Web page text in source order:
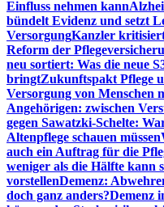
Einfluss nehmen kann
bündelt Evidenz und setzt
VersorgungKanzler
Reform der
neu sortiert: Was die neue
bringtZukunftspakt Pflege
Versorgung von Menschen
Angehörigen: zwischen
gegen Sawatzki-Schelte:
Altenpflege schauen müssen
auch ein Auftrag für die
weniger als die Hälfte kann
vorstellenDemenz:
doch ganz anders?Demenz